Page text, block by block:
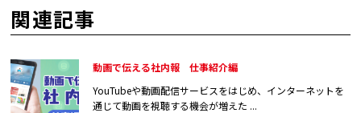
関連記事
動画で伝える社内報 仕事紹介編
YouTubeや動画配信サービスをはじめ、インターネットを
通じて動画を視聴する機会が増えた ...